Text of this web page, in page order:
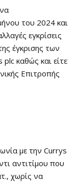
του 2024 και
εγκρίσεις
έγκρισης των
καθώς και είτε
Επιτροπής
με την Currys
αντιτίμου που
χωρίς να